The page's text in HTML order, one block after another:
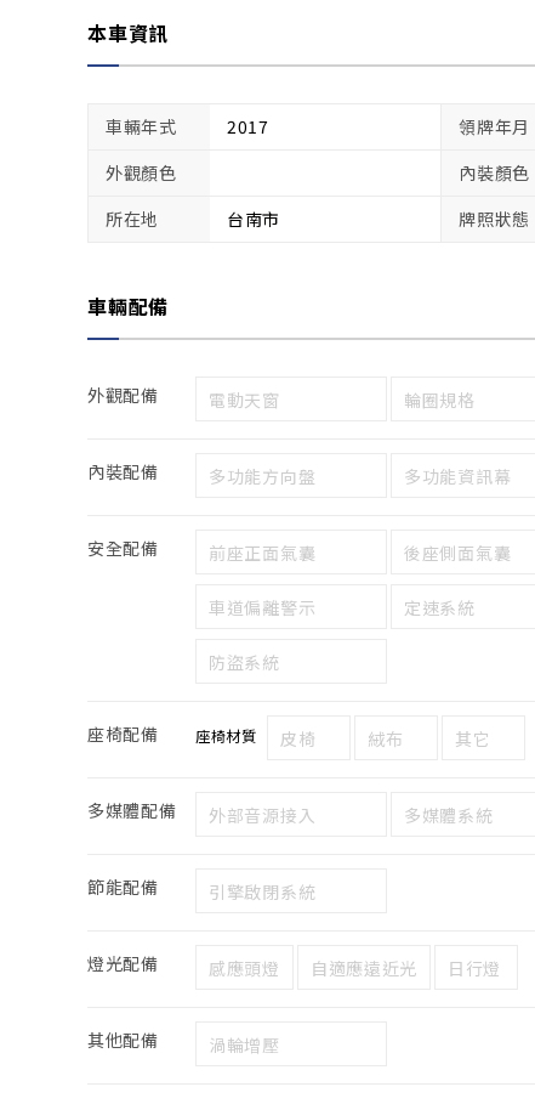
本車資訊
車輛年式 2017
領牌年月
外觀顏色
內裝顏色
所在地
台南市 牌照狀態
車輛配備
外觀配備 電動天窗 輪圈規格
內裝配備 多功能方向盤 多功能資訊幕
安全配備 前座正面氣囊 後座側面氣囊
車道偏離警示 定速系統
防盜系統
座椅配備 座椅材質 皮椅 絨布 其它
多媒體配備 外部音源接入 多媒體系統
節能配備 引擎啟閉系統
燈光配備 感應頭燈 自適應遠近光 日行燈
其他配備 渦輪增壓